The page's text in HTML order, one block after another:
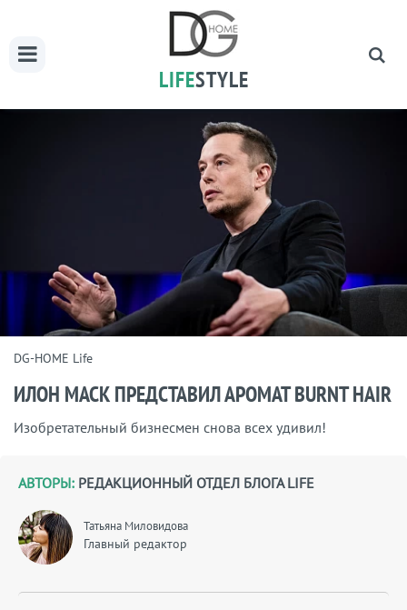
LIFESTYLE
DG-HOME Life
ИЛОН МАСК ПРЕДСТАВИЛ АРОМАТ BURNT HAIR
Изобретательный бизнесмен снова всех удивил!
АВТОРЫ: РЕДАКЦИОННЫЙ ОТДЕЛ БЛОГА LIFE
Татьяна Миловидова
Главный редактор